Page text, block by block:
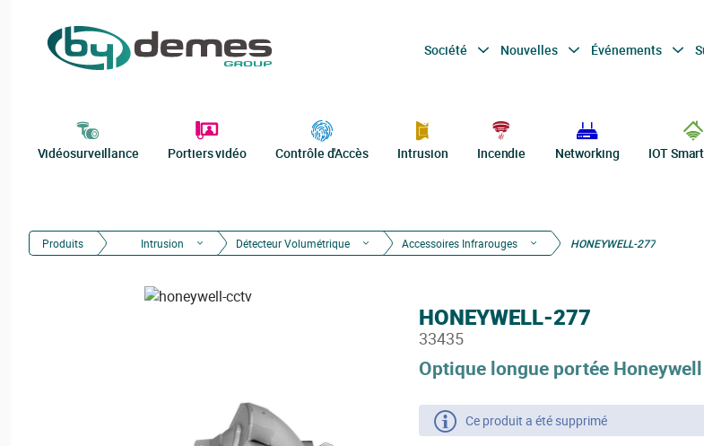
Société Nouvelles Événements
Vidéosurveillance Portiers vidéo Contrôle d'Accès Intrusion Incendie Networking IOT
Produits Intrusion Détecteur Volumétrique Accessoires Infrarouges HONEYWELL-277
Optique longue portée Honeywell
HONEYWELL-277
33435
Ce produit a été supprimé